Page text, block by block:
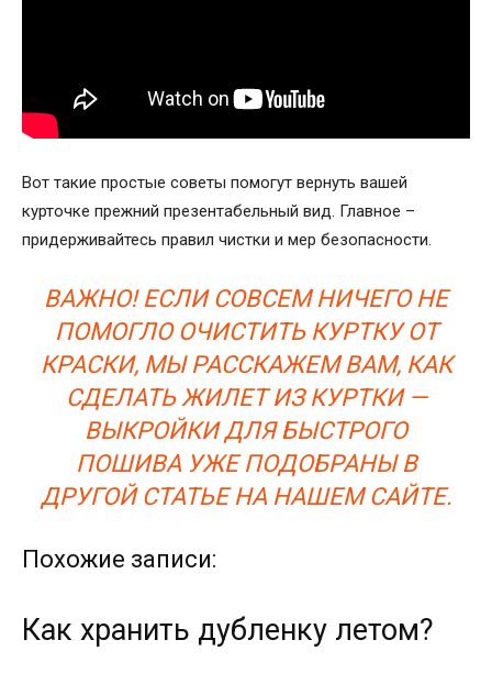
Вот такие простые советы помогут вернуть вашей
курточке прежний презентабельный вид. Главное –
придерживайтесь правил чистки и мер безопасности.
ВАЖНО! ЕСЛИ СОВСЕМ НИЧЕГО НЕ
ПОМОГЛО ОЧИСТИТЬ КУРТКУ ОТ
КРАСКИ, МЫ РАССКАЖЕМ ВАМ, КАК
СДЕЛАТЬ ЖИЛЕТ ИЗ КУРТКИ —
ВЫКРОЙКИ ДЛЯ БЫСТРОГО
ПОШИВАУЖЕ ПОДОБРАНЫ В
ДРУГОЙ СТАТЬЕ НА НАШЕМ САЙТЕ.
Похожие записи:
Как хранить дубленку летом?